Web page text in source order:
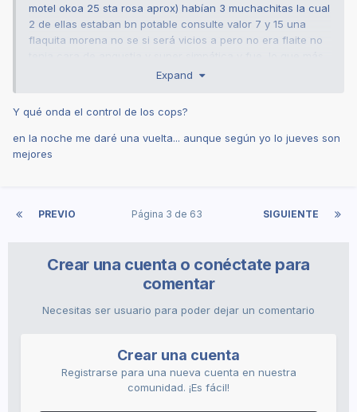
motel okoa 25 sta rosa aprox) habían 3 muchachitas la cual
2 de ellas estaban bn potable consulte valor 7 y 15 una
flaquita morena no se si será vicios a pero no era flaite no
me llamó la atención. La cosa que iba atrasadisimo a la
había una flaca con cara de krretiada y quien sabe que
mas jajajaja pero tenia unos pechos le consulte precio y me
Carabineros y me hicieron un control
y quede con las
muchachos me motivarse antes de irme a la pega
Expand
Y qué onda el control de los cops?
en la noche me daré una vuelta... aunque según yo lo jueves son
mejores
PREVIO SIGUIENTE
Página 3 de 63
Crear una cuenta o conéctate para
comentar
Necesitas ser usuario para poder dejar un comentario
Crear una cuenta
Registrarse para una nueva cuenta en nuestra
comunidad. ¡Es fácil!